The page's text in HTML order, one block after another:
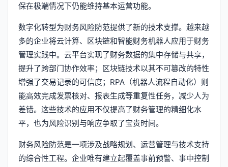
保在极端情况下仍能维持基本运营功能。
数字化转型为财务风险防范提供了新的技术支撑。越来越
多的企业将云计算、区块链和智能财务机器人应用于财务
管理实践中。云平台实现了财务数据的集中存储与共享，
提升了跨部门协作效率；区块链技术以其不可篡改的特性
增强了交易记录的可信度；RPA（机器人流程自动化）则
能高效完成发票核对、报表生成等重复性任务，减少人为
差错。这些技术的应用不仅提高了财务管理的精细化水
平，也为风险识别与响应争取了宝贵时间。
财务风险防范是一项涉及战略规划、运营管理与技术支持
的综合性工程。企业唯有建立起覆盖事前预警、事中控制